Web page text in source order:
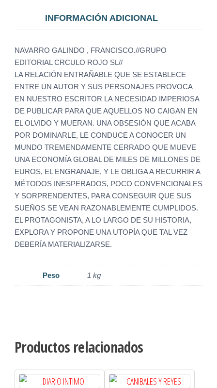
INFORMACIÓN ADICIONAL
NAVARRO GALINDO , FRANCISCO.//GRUPO
EDITORIAL CRCULO ROJO SL//
LA RELACIÓN ENTRAÑABLE QUE SE ESTABLECE
ENTRE UN AUTOR Y SUS PERSONAJES PROVOCA
EN NUESTRO ESCRITOR LA NECESIDAD IMPERIOSA
DE PUBLICAR PARA QUE AQUELLOS NO CAIGAN EN
EL OLVIDO Y MUERAN. UNA OBSESIÓN QUE ACABA
POR DOMINARLE, LE CONDUCE A CONOCER UN
MUNDO TREMENDAMENTE CERRADO QUE MUEVE
UNA ECONOMÍA GLOBAL DE MILES DE MILLONES DE
EUROS, EL ENGRANAJE, Y LE OBLIGA A RECURRIR A
MÉTODOS INESPERADOS, POCO CONVENCIONALES
Y SORPRENDENTES, PARA CONSEGUIR QUE SUS
SUEÑOS SE VEAN RAZONABLEMENTE CUMPLIDOS.
EL PROTAGONISTA, A LO LARGO DE SU HISTORIA,
EXPLORA Y PROPONE UNA UTOPÍA QUE TAL VEZ
DEBERÍA MATERIALIZARSE.
Peso 1 kg
Productos relacionados